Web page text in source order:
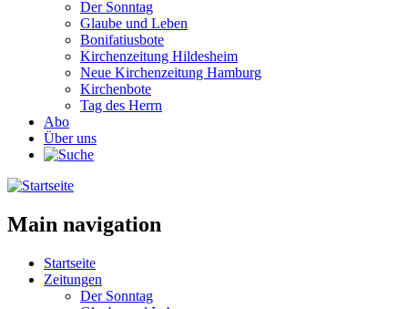
Der Sonntag
Glaube und Leben
Bonifatiusbote
Kirchenzeitung Hildesheim
Neue Kirchenzeitung Hamburg
Kirchenbote
Tag des Herrn
Abo
Über uns
Main navigation
Startseite
Zeitungen
Der Sonntag